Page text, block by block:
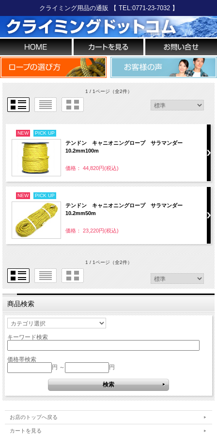
クライミング用品の通販 【 TEL:0771-23-7032 】
1 / 1ページ（全2件）
NEW PICK UP
テンドン キャニオニングロープ サラマンダー
10.2mm100m
価格： 44,820円(税込)
NEW PICK UP
テンドン キャニオニングロープ サラマンダー
10.2mm50m
価格： 23,220円(税込)
1 / 1ページ（全2件）
商品検索
キーワード検索
価格帯検索
円 ～
円
お店のトップへ戻る
カートを見る